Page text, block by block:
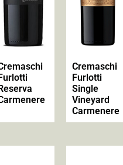
Cremaschi
Furlotti
Single
Vineyard
Carmenere